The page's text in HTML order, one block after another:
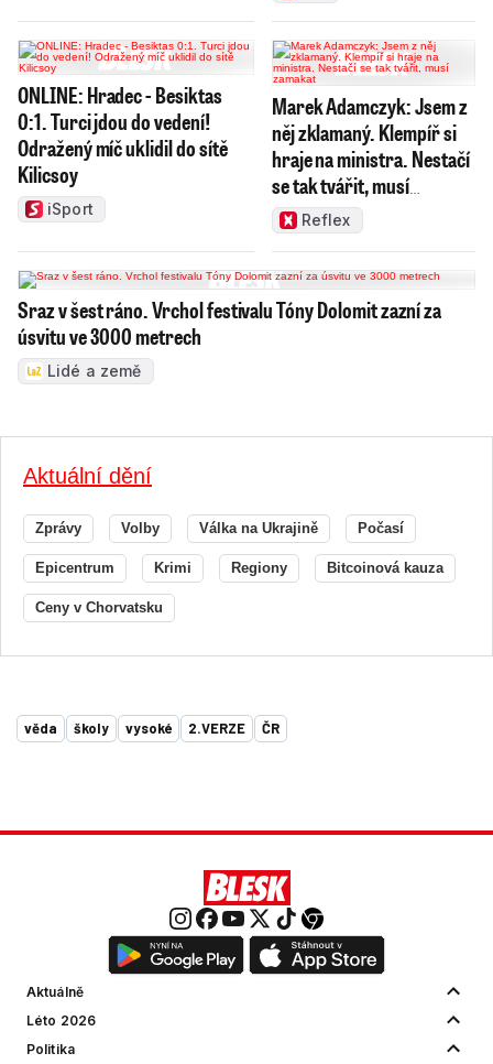
ONLINE: Hradec - Besiktas
0:1. Turci jdou do vedení!
Odražený míč uklidil do sítě
Kilicsoy
iSport
Marek Adamczyk: Jsem z
něj zklamaný. Klempíř si
hraje na ministra. Nestačí
se tak tvářit, musí
zamakat
Reflex
Sraz v šest ráno. Vrchol festivalu Tóny Dolomit zazní za
úsvitu ve 3000 metrech
Lidé a země
Aktuální dění
Zprávy Volby Válka na Ukrajině Počasí
Epicentrum Krimi Regiony Bitcoinová kauza
Ceny v Chorvatsku
věda školy vysoké 2.VERZE ČR
Aktuálně
Léto 2026
Politika